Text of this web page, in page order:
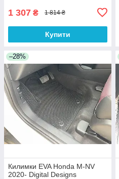
1 307 ₴ 1 814 ₴
Купити
–28%
Килимки EVA Honda M-NV
2020- Digital Designs